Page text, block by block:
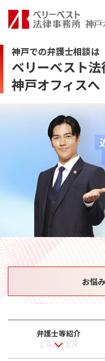
神戸での弁護士相談は
ベリーベスト
神戸オフィスへ
お悩
弁護士等紹介
LAWYER